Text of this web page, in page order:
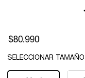
$80.990
SELECCIONAR TAMAÑO